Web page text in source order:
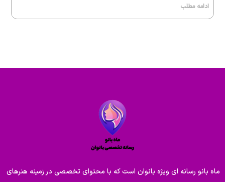
ادامه مطلب
ماه بانو رسانه ای ویژه بانوان است که با محتوای تخصصی در زمینه هنرهای